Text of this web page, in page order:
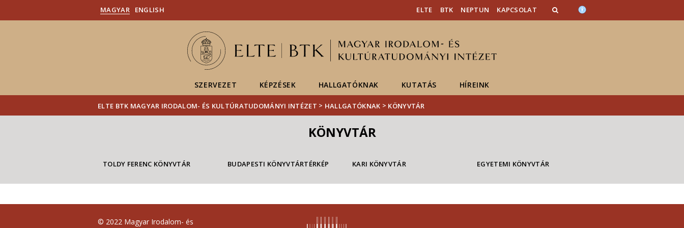
MAGYAR ENGLISH ELTE BTK NEPTUN KAPCSOLAT
SZERVEZET KÉPZÉSEK HALLGATÓKNAK KUTATÁS HÍREINK
ELTE BTK MAGYAR IRODALOM- ÉS KULTÚRATUDOMÁNYI INTÉZET > HALLGATÓKNAK > KÖNYVTÁR
KÖNYVTÁR
TOLDY FERENC KÖNYVTÁR BUDAPESTI KÖNYVTÁRTÉRKÉP KARI KÖNYVTÁR EGYETEMI KÖNYVTÁR
© 2022 Magyar Irodalom- és